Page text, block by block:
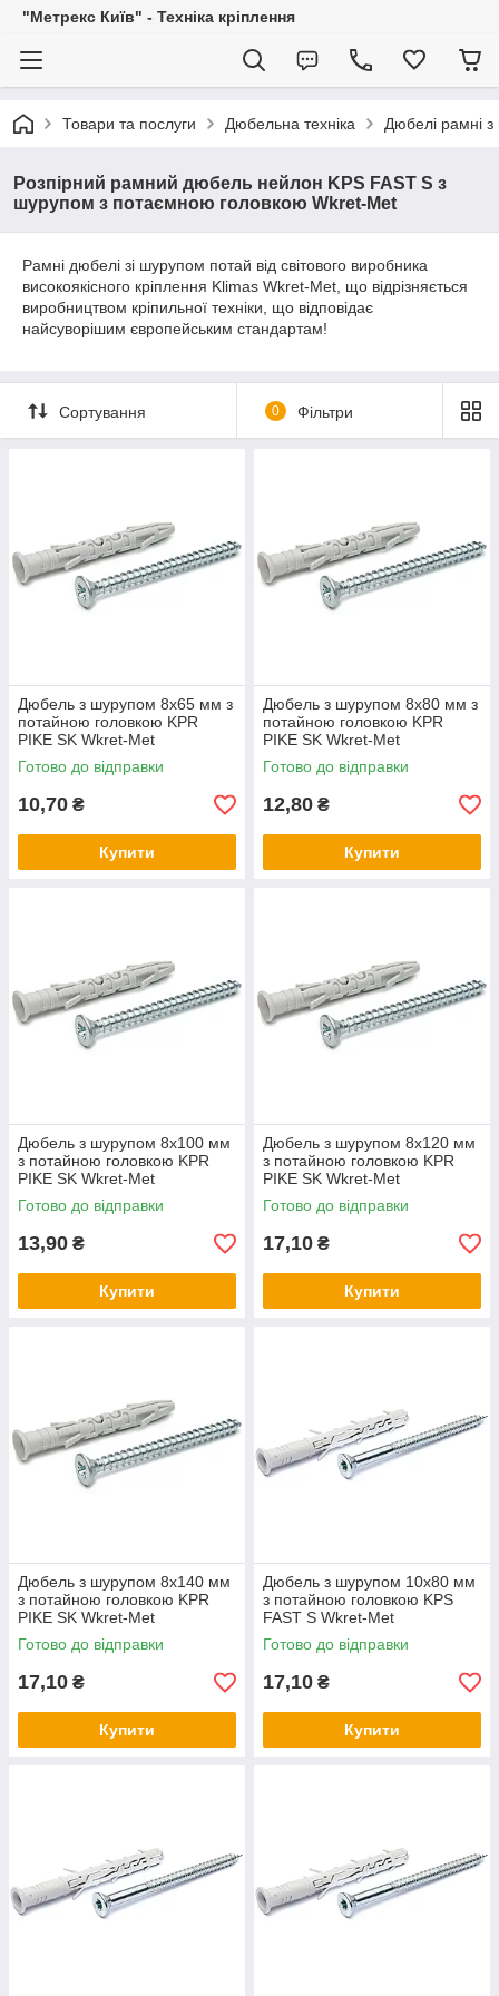
"Метрекс Київ" - Техніка кріплення
Товари та послуги Дюбельна техніка Дюбелі рамні
Розпірний рамний дюбель нейлон KPS FAST S з
шурупом з потаємною головкою Wkret-Met
Рамні дюбелі зі шурупом потай від світового виробника
високоякісного кріплення Klimas Wkret-Met, що відрізняється
виробництвом кріпильної техніки, що відповідає
найсуворішим європейським стандартам!
Сортування 0 Фільтри
Дюбель з шурупом 8х65 мм з
потайною головкою KPR
PIKE SK Wkret-Met
Готово до відправки
10,70 ₴
Купити
Дюбель з шурупом 8х80 мм з
потайною головкою KPR
PIKE SK Wkret-Met
Готово до відправки
12,80 ₴
Купити
Дюбель з шурупом 8х100 мм
з потайною головкою KPR
PIKE SK Wkret-Met
Готово до відправки
13,90 ₴
Купити
Дюбель з шурупом 8х120 мм
з потайною головкою KPR
PIKE SK Wkret-Met
Готово до відправки
17,10 ₴
Купити
Дюбель з шурупом 8х140 мм
з потайною головкою KPR
PIKE SK Wkret-Met
Готово до відправки
17,10 ₴
Купити
Дюбель з шурупом 10х80 мм
з потайною головкою KPS
FAST S Wkret-Met
Готово до відправки
17,10 ₴
Купити